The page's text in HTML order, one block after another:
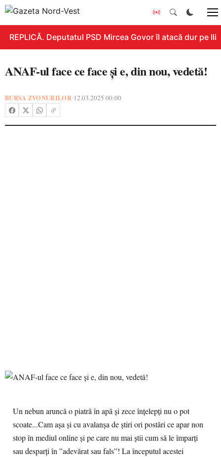
REPLICĂ. Deputatul PSD Mircea Govor îl atacă dur pe
ANAF-ul face ce face și e, din nou, vedetă!
BURSA ZVONURILOR•12.03.2025 00:00
Un nebun aruncă o piatră în apă şi zece înţelepţi nu o pot
scoate...Cam așa și cu avalanșa de știri ori postări ce apar non
stop în mediul online și pe care nu mai știi cum să le împarți
sau desparți în ”adevărat sau fals”! La începutul acestei